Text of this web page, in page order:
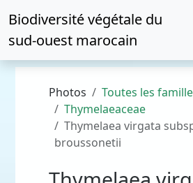
Biodiversité végétale du
sud-ouest marocain
Photos
Toutes les
Thymelaeaceae
Thymelaea virgata
broussonetii